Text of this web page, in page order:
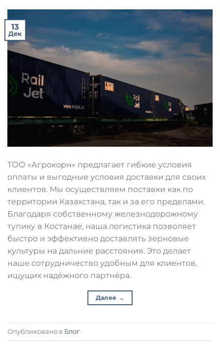
13
Дек
ТОО «Агрокорн» предлагает гибкие условия
оплаты и выгодные условия доставки для своих
клиентов. Мы осуществляем поставки как по
территории Казахстана, так и за его пределами.
Благодаря собственному железнодорожному
тупику в Костанае, наша логистика позволяет
быстро и эффективно доставлять зерновые
культуры на дальние расстояния. Это делает
наше сотрудничество удобным для клиентов,
ищущих надёжного партнёра.
Далее →
Опубликовано в Блог